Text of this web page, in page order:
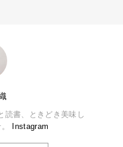
読書、ときどき美味し
Instagram